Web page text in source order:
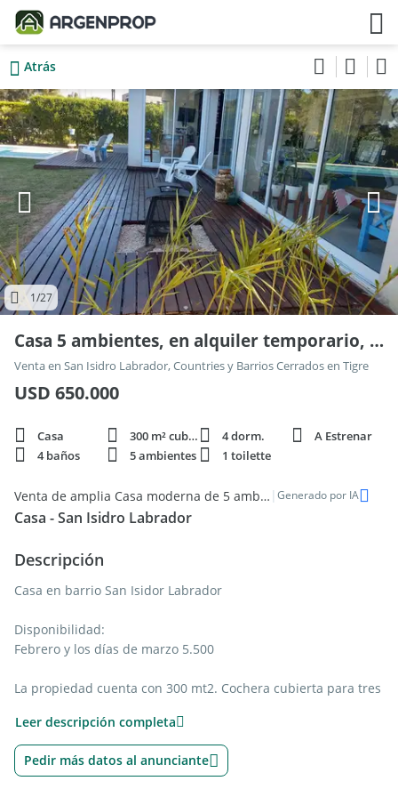
Atrás
1/27
Casa 5 ambientes, en alquiler temporario, barrio San Isidro Labrador
Venta en San Isidro Labrador, Countries y Barrios Cerrados en Tigre
USD 650.000
Casa 300 m² cubie. 4 dorm.
A Estrenar
4 baños
5 ambientes 1 toilette
Venta de amplia Casa moderna de 5 ambientes, 300m2, San Isidro Labrador | Generado por IA
Casa - San Isidro Labrador
Descripción
Casa en barrio San Isidor Labrador
Disponibilidad:
Febrero y los días de marzo 5.500
La propiedad cuenta con 300 mt2. Cochera cubierta para tres
lavadero.
Esta desarrollada en dos plantas:
Leer descripción completa
Pedir más datos al anunciante